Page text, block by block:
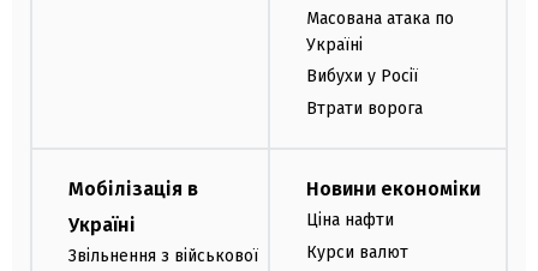
Масована атака по
Україні
Вибухи у Росії
Втрати ворога
Мобілізація в
Україні
Звільнення з військової
Новини економіки
Ціна нафти
Курси валют